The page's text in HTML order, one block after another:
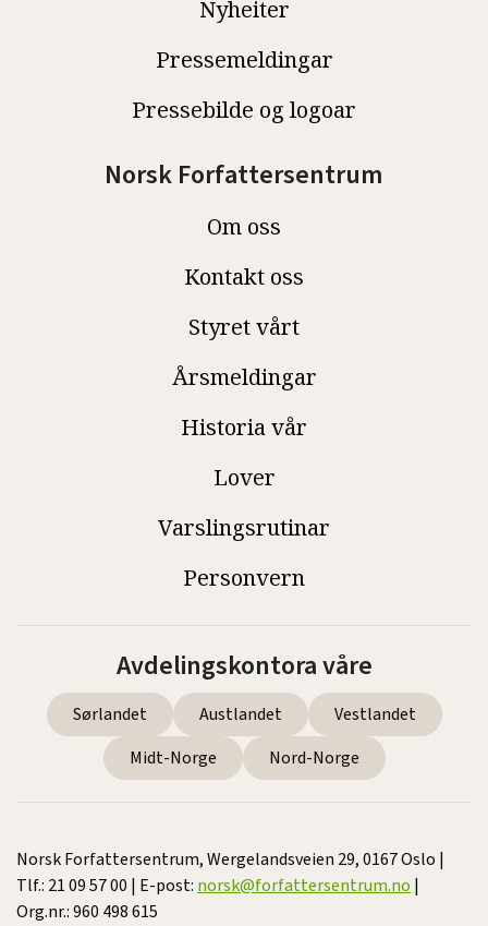
Nyheiter
Pressemeldingar
Pressebilde og logoar
Norsk Forfattersentrum
Om oss
Kontakt oss
Styret vårt
Årsmeldingar
Historia vår
Lover
Varslingsrutinar
Personvern
Avdelingskontora våre
Sørlandet Austlandet
Vestlandet
Midt-Norge
Nord-Norge
Norsk Forfattersentrum, Wergelandsveien 29, 0167 Oslo |
Tlf.: 21 09 57 00 | E-post: norsk@forfattersentrum.no |
Org.nr.: 960 498 615